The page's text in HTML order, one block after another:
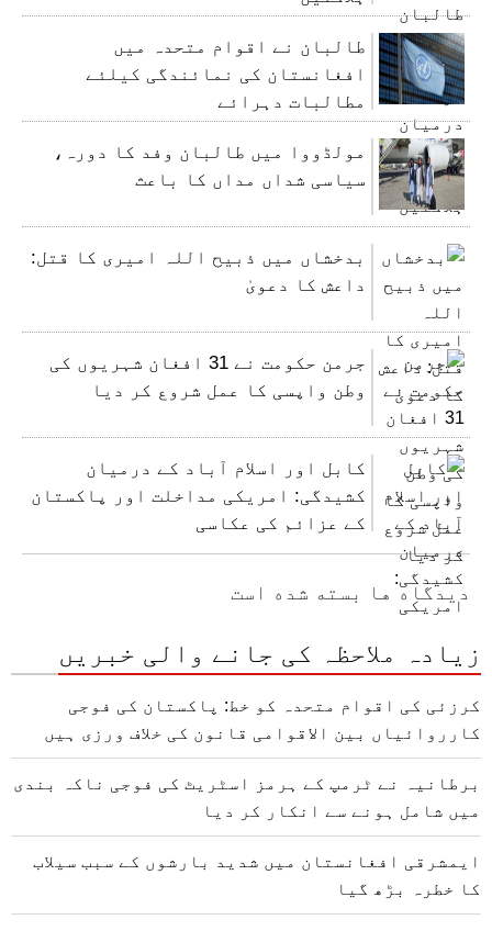
طالبان نے اقوام متحدہ میں
افغانستان کی نمائندگی کیلئے
مطالبات دہرائے
مولڈووا میں طالبان وفد کا دورہ،
سیاسی شداں مداں کا باعث
بدخشاں میں ذبیح اللہ امیری کا قتل:
داعش کا دعویٰ
جرمن حکومت نے 31 افغان شہریوں کی
وطن واپسی کا عمل شروع کر دیا
کابل اور اسلام آباد کے درمیان
کشیدگی: امریکی مداخلت اور پاکستان
کے عزائم کی عکاسی
دیدگاه ها بسته شده است
زیادہ ملاحظہ کی جانے والی خبریں
کرزئی کی اقوام متحدہ کو خط: پاکستان کی فوجی
کارروائیاں بین الاقوامی قانون کی خلاف ورزی ہیں
برطانیہ نے ٹرمپ کے ہرمز اسٹریٹ کی فوجی ناکہ بندی
میں شامل ہونے سے انکار کر دیا
ایمشرقی افغانستان میں شدید بارشوں کے سبب سیلاب
کا خطرہ بڑھ گیا